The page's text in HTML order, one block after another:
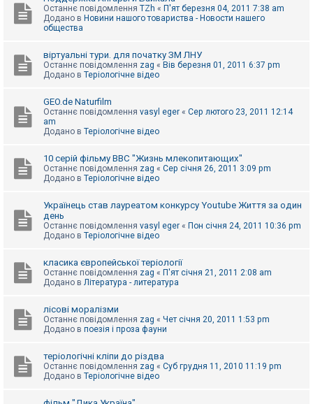
П
у
г
Останнє повідомлення TZh « П'ят березня 04, 2011 7:38 am
Додано в Новини нашого товариства - Новости нашего
общества
віртуальні тури. для початку ЗМ ЛНУ
Останнє повідомлення zag « Вів березня 01, 2011 6:37 pm
Додано в Теріологічне відео
GEO.de Naturfilm
Останнє повідомлення vasyl eger « Сер лютого 23, 2011 12:14
am
Додано в Теріологічне відео
10 серій фільму BBC "Жизнь млекопитающих"
Останнє повідомлення zag « Сер січня 26, 2011 3:09 pm
Додано в Теріологічне відео
Українець став лауреатом конкурсу Youtube Життя за один
день
Останнє повідомлення vasyl eger « Пон січня 24, 2011 10:36 pm
Додано в Теріологічне відео
класика європейської теріології
Останнє повідомлення zag « П'ят січня 21, 2011 2:08 am
Додано в Література - литература
лісові моралізми
Останнє повідомлення zag « Чет січня 20, 2011 1:53 pm
Додано в поезія і проза фауни
теріологічні кліпи до різдва
Останнє повідомлення zag « Суб грудня 11, 2010 11:19 pm
Додано в Теріологічне відео